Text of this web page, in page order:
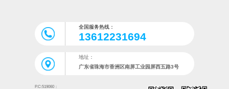
全国服务热线：
13612231694
地址：
广东省珠海市香洲区南屏工业园屏西五路3号
P.C:519060：